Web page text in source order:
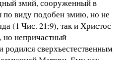
змий, сооруженный в
виду подобен змию, но не
(1 Чис. 21:9), так и Христос
но непричастный
родился сверхъестественным